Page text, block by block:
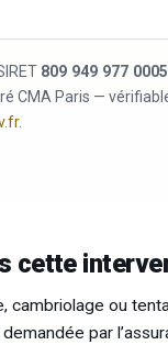
809 949 977
CMA Paris —
.
cette
cambriolage ou
par